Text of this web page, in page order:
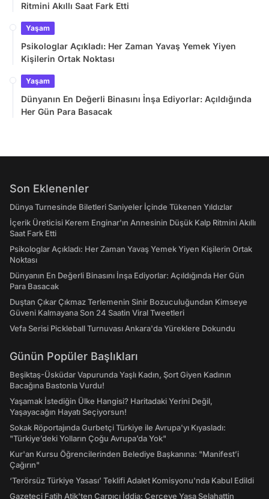
Ritmini Akıllı Saat Fark Etti
Yaşam
Psikologlar Açıkladı: Her Zaman Yavaş Yemek Yiyen
Kişilerin Ortak Noktası
Yaşam
Dünyanın En Değerli Binasını İnşa Ediyorlar: Açıldığında
Her Gün Para Basacak
Son Eklenenler
Dünya Turnesinde Biletleri Saniyeler İçinde Tükenen Yıldızlar
İçerik Üreticisi Kerem Enginar'ın Annesinin Düşük Kalp Ritmini Akıllı
Saat Fark Etti
Psikologlar Açıkladı: Her Zaman Yavaş Yemek Yiyen Kişilerin Ortak
Noktası
Dünyanın En Değerli Binasını İnşa Ediyorlar: Açıldığında Her Gün
Para Basacak
Duştan Çıkar Çıkmaz Terlemenin Sinir Bozuculuğundan Kimseye
Güveni Kalmayana Son 24 Saatin Viral Tweetleri
Vefa Serisi Pickleball Turnuvası Ankara'da Yüreklere Dokundu
Günün Popüler Başlıkları
Beşiktaş-Üsküdar Vapurunda Yaşlı Kadın, Şort Giyen Kadının
Bacağına Bastonla Vurdu!
Yaşamak İstediğin Ülke Hangisi? Haritadaki Yerini Değil,
Yaşayacağın Hayatı Seçiyorsun!
Sokak Röportajında Gurbetçi Türkiye ile Avrupa'yı Kıyasladı:
"Türkiye’deki Yolların Çoğu Avrupa’da Yok"
Kur'an Kursu Öğrencilerinden Belediye Başkanına: "Manifest’i
Çağırın"
‘Terörsüz Türkiye Yasası’ Teklifi Adalet Komisyonu'nda Kabul Edildi
Gazeteci Fatih Atik'ten Çarpıcı İddia: Çerçeve Yasa Selahattin